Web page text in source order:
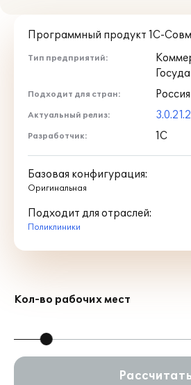
диспансеризации"
анкета заполняется
сведения из нее
медицинскую
Поддерживается
Программный продукт 1С-
Тип предприятий:
Подходит для стран: Россия
Актуальный релиз:
Разработчик: 1С
Базовая конфигурация:
Оригинальная
Подходит для отраслей:
Поликлиники
Кол-во рабочих мест
Рассчитать